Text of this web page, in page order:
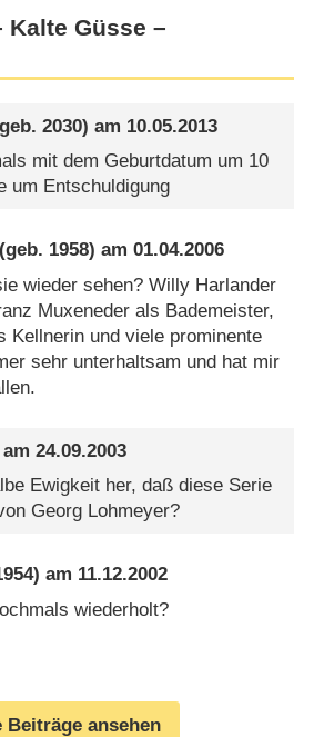
Kalte Güsse –
2030) am 10.05.2013
mit dem Geburtdatum um 10
um Entschuldigung
(geb. 1958) am01.04.2006
wieder sehen? Willy Harlander
Muxeneder als Bademeister,
Kellnerin und viele prominente
sehr unterhaltsam und hat mir
am24.09.2003
Ewigkeit her, daß diese Serie
Georg Lohmeyer?
am 11.12.2002
wiederholt?
Beiträge ansehen